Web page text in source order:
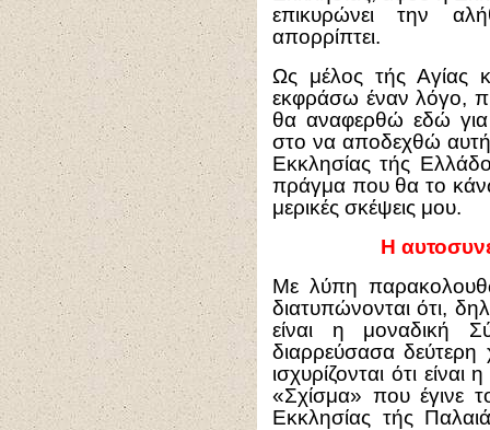
επικυρώνει την
απορρίπτει.
Ως μέλος τής Αγίας
εκφράσω έναν λόγο,
θα αναφερθώ εδώ
στο να αποδεχθώ
Εκκλησίας τής
πράγμα που θα το
μερικές σκέψεις μου.
Η
Με λύπη
διατυπώνονται ότι,
είναι η μοναδική
διαρρεύσασα δεύτερη
ισχυρίζονται ότι
«Σχίσμα» που έγινε
Εκκλησίας τής